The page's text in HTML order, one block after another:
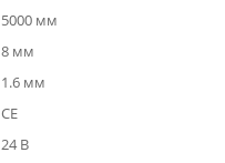
5000 мм
8 мм
1.6 мм
CE
24 В